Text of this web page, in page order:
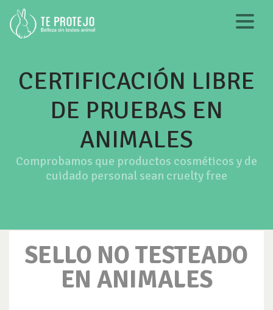
CERTIFICACIÓN LIBRE
DE PRUEBAS EN
ANIMALES
Comprobamos que productos cosméticos y de
cuidado personal sean cruelty free
SELLO NO TESTEADO
EN ANIMALES